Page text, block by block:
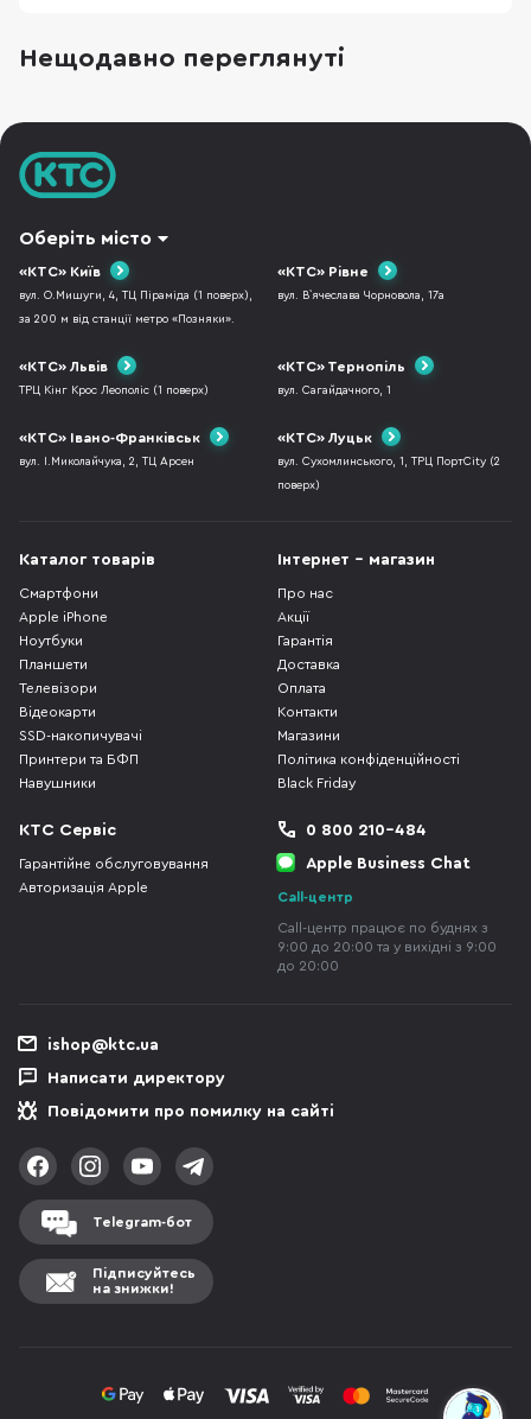
випробування нервів. І це не тільки про
дискомфорт. Коли перегрівається ноутбук,
Нещодавно переглянуті
Оберіть місто
«КТС» Київ
вул. О.Мишуги, 4, ТЦ Піраміда (1 поверх),
за 200 м від станції метро «Позняки».
«КТС» Рівне
вул. В`ячеслава Чорновола, 17а
«КТС» Львів
ТРЦ Кінг Крос Леополіс (1 поверх)
«КТС» Тернопіль
вул. Сагайдачного, 1
«КТС» Івано-Франківськ
вул. І.Миколайчука, 2, ТЦ Арсен
«КТС» Луцьк
вул. Сухомлинського, 1, ТРЦ ПортCity (2
поверх)
Каталог товарів
Смартфони
Apple iPhone
Ноутбуки
Планшети
Телевізори
Відеокарти
SSD-накопичувачі
Принтери та БФП
Навушники
Інтернет - магазин
Про нас
Акції
Гарантія
Доставка
Оплата
Контакти
Магазини
Політика конфіденційності
Black Friday
КТС Сервіс
Гарантійне обслуговування
Авторизація Apple
0 800 210-484
Apple Business Chat
Call-центр
Call-центр працює по буднях з
9:00 до 20:00 та у вихідні з 9:00
до 20:00
ishop@ktc.ua
Написати директору
Повідомити про помилку на сайті
Telegram-бот
Підписуйтесь
на знижки!